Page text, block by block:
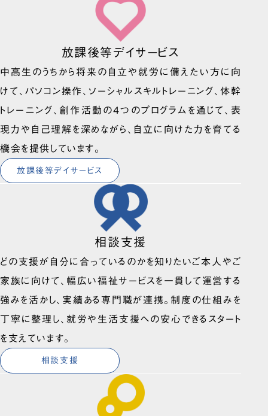
放課後等デイサービス
中高生のうちから将来の自立や就労に備えたい方に向
けて、パソコン操作、ソーシャルスキルトレーニング、体幹
トレーニング、創作活動の4つのプログラムを通じて、表
現力や自己理解を深めながら、自立に向けた力を育てる
機会を提供しています。
放課後等デイサービス
相談支援
どの支援が自分に合っているのかを知りたいご本人やご
家族に向けて、幅広い福祉サービスを一貫して運営する
強みを活かし、実績ある専門職が連携。制度の仕組みを
丁寧に整理し、就労や生活支援への安心できるスタート
を支えています。
相談支援